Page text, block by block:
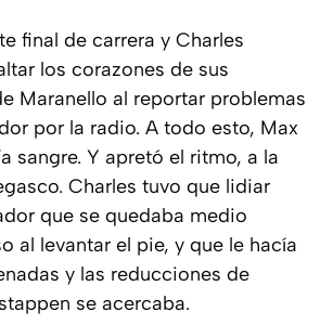
final de carrera y Charles
los corazones de sus
Maranello al reportar problemas
por la radio. A todo esto, Max
sangre. Y apretó el ritmo, a la
Charles tuvo que lidiar
que se quedaba medio
al levantar el pie, y que le hacía
y las reducciones de
se acercaba.